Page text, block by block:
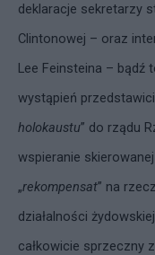
deklaracje sekretarzy
Clintonowej – oraz
Lee Feinsteina – bądź
wystąpień
holokaustu” do rządu
wspieranie
„rekompensat” na
działalności
całkowicie sprzeczny